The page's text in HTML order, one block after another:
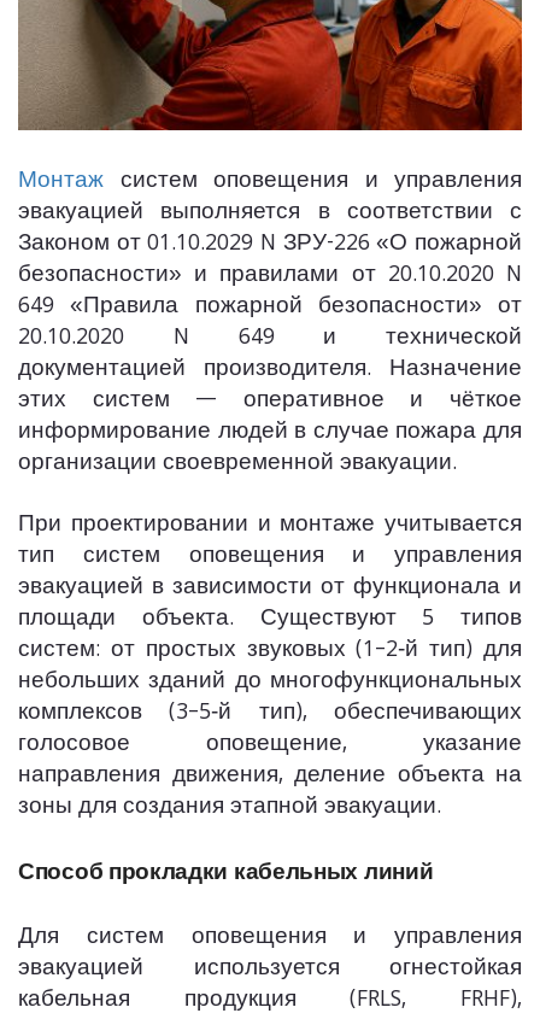
Монтаж систем оповещения и управления
эвакуацией выполняется в соответствии с
Законом от 01.10.2029 N ЗРУ-226 «О пожарной
безопасности» и правилами от 20.10.2020 N
649 «Правила пожарной безопасности» от
20.10.2020 N 649 и технической
документацией производителя. Назначение
этих систем — оперативное и чёткое
информирование людей в случае пожара для
организации своевременной эвакуации.
При проектировании и монтаже учитывается
тип систем оповещения и управления
эвакуацией в зависимости от функционала и
площади объекта. Существуют 5 типов
систем: от простых звуковых (1–2‑й тип) для
небольших зданий до многофункциональных
комплексов (3–5‑й тип), обеспечивающих
голосовое оповещение, указание
направления движения, деление объекта на
зоны для создания этапной эвакуации.
Способ прокладки кабельных линий
Для систем оповещения и управления
эвакуацией используется огнестойкая
кабельная продукция (FRLS, FRHF),